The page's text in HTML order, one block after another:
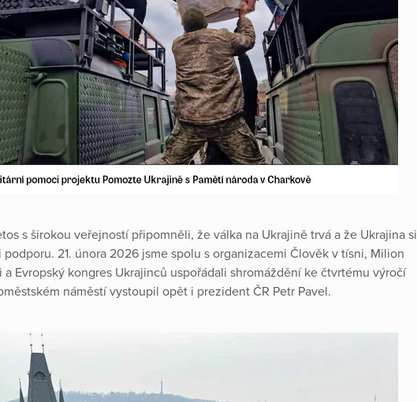
s širokou veřejností připomněli, že válka na Ukrajině trvá a že Ukrajina si
21. února 2026 jsme spolu s organizacemi Člověk v tísni, Milion
Evropský kongres Ukrajinců uspořádali shromáždění ke čtvrtému výročí
náměstí vystoupil opět i prezident ČR Petr Pavel.